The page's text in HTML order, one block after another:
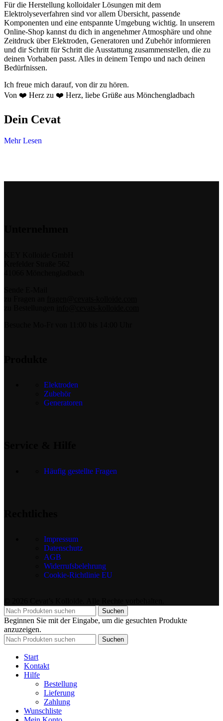
Für die Herstellung kolloidaler Lösungen mit dem
Elektrolyseverfahren sind vor allem Übersicht, passende
Komponenten und eine entspannte Umgebung wichtig. In unserem
Online-Shop kannst du dich in angenehmer Atmosphäre und ohne
Zeitdruck über Elektroden, Generatoren und Zubehör informieren
und dir Schritt für Schritt die Ausstattung zusammenstellen, die zu
deinen Vorhaben passt. Alles in deinem Tempo und nach deinen
Bedürfnissen.
Ich freue mich darauf, von dir zu hören.
Von ❤️ Herz zu ❤️ Herz, liebe Grüße aus Mönchengladbach
Dein Cevat
Mehr Lesen
Elektroden
Zubehör
Generatoren
Häufig gestellte Fragen
Impressum
Datenschutz
AGB
Widerrufsbelehrung
Cookie-Richtlinie EU
Suchen
Beginnen Sie mit der Eingabe, um die gesuchten Produkte
anzuzeigen.
Suchen
Start
Kontakt
Hilfe
Bestellung
Lieferung
Zahlung
Wunschliste